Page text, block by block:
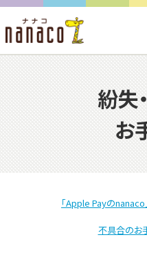
紛失
お
「Apple Payのnanaco
不具合のお